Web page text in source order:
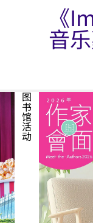
《
音
图书馆活动